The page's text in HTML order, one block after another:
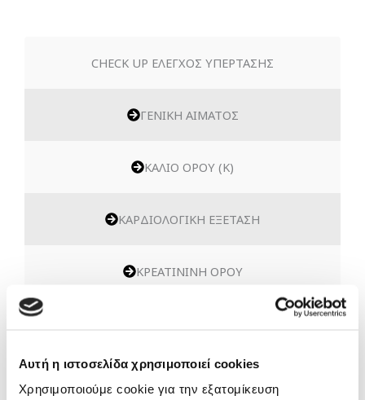
Αυτή η ιστοσελίδα χρησιμοποιεί cookies
Χρησιμοποιούμε cookie για την εξατομίκευση
CHECK UP ΕΛΕΓΧΟΣ ΥΠΕΡΤΑΣΗΣ
ΓΕΝΙΚΗ ΑΙΜΑΤΟΣ
ΚΑΛΙΟ ΟΡΟΥ (Κ)
ΚΑΡΔΙΟΛΟΓΙΚΗ ΕΞΕΤΑΣΗ
ΚΡΕΑΤΙΝΙΝΗ ΟΡΟΥ
ΟΥΡΙΑ ΑΙΜΑΤΟΣ